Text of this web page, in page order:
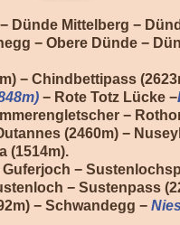
Dünde Mittelberg −
− Obere Dünde −
− Chindbettipass
− Rote Totz Lücke −
−
(2460m) −
(1514m).
−
− Sustenpass
− Schwandegg −